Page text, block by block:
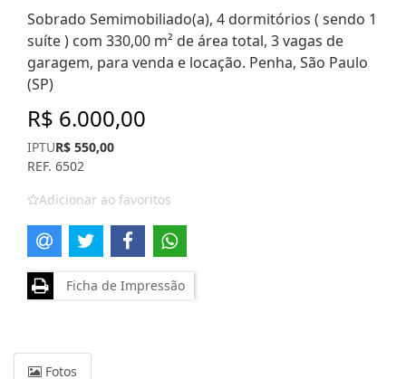
Sobrado Semimobiliado(a), 4 dormitórios ( sendo 1
suíte ) com 330,00 m² de área total, 3 vagas de
garagem, para venda e locação. Penha, São Paulo
(SP)
R$ 6.000,00
IPTUR$ 550,00
REF. 6502
Adicionar ao favoritos
Ficha de Impressão
Fotos